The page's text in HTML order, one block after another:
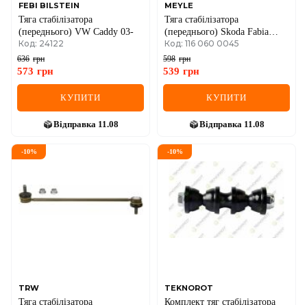
FEBI BILSTEIN
Тяга стабілізатора
(переднього) VW Caddy 03-
Код: 24122
636 грн
573 грн
КУПИТИ
Відправка 11.08
MEYLE
Тяга стабілізатора
(переднього) Skoda Fabia
99-/Roomster 06-15/Rapid
12-/VW Polo 01-
Код: 116 060 0045
598 грн
539 грн
КУПИТИ
Відправка 11.08
-10%
TRW
Тяга стабілізатора
-10%
TEKNOROT
Комплект тяг стабілізатора